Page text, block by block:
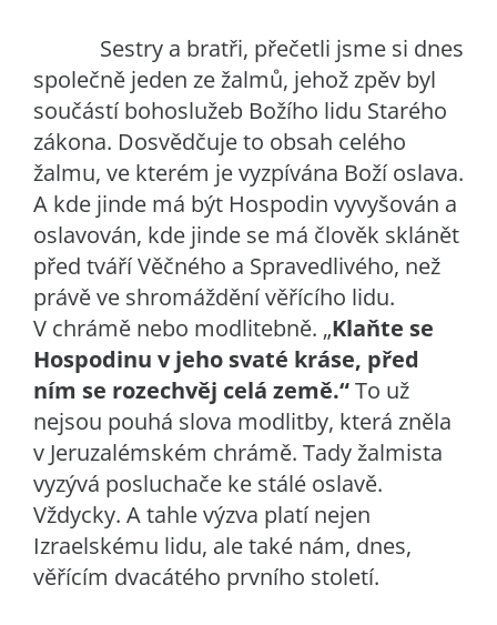
Sestry a bratři, přečetli jsme si dnes
společně jeden ze žalmů, jehož zpěv byl
součástí bohoslužeb Božího lidu Starého
zákona. Dosvědčuje to obsah celého
žalmu, ve kterém je vyzpívána Boží oslava.
A kde jinde má být Hospodin vyvyšován a
oslavován, kde jinde se má člověk sklánět
před tváří Věčného a Spravedlivého, než
právě ve shromáždění věřícího lidu.
V chrámě nebo modlitebně. „Klaňte se
Hospodinu v jeho svaté kráse, před
ním se rozechvěj celá země.“To už
nejsou pouhá slova modlitby, která zněla
v Jeruzalémském chrámě. Tady žalmista
vyzývá posluchače ke stálé oslavě.
Vždycky. A tahle výzva platí nejen
Izraelskému lidu, ale také nám, dnes,
věřícím dvacátého prvního století.